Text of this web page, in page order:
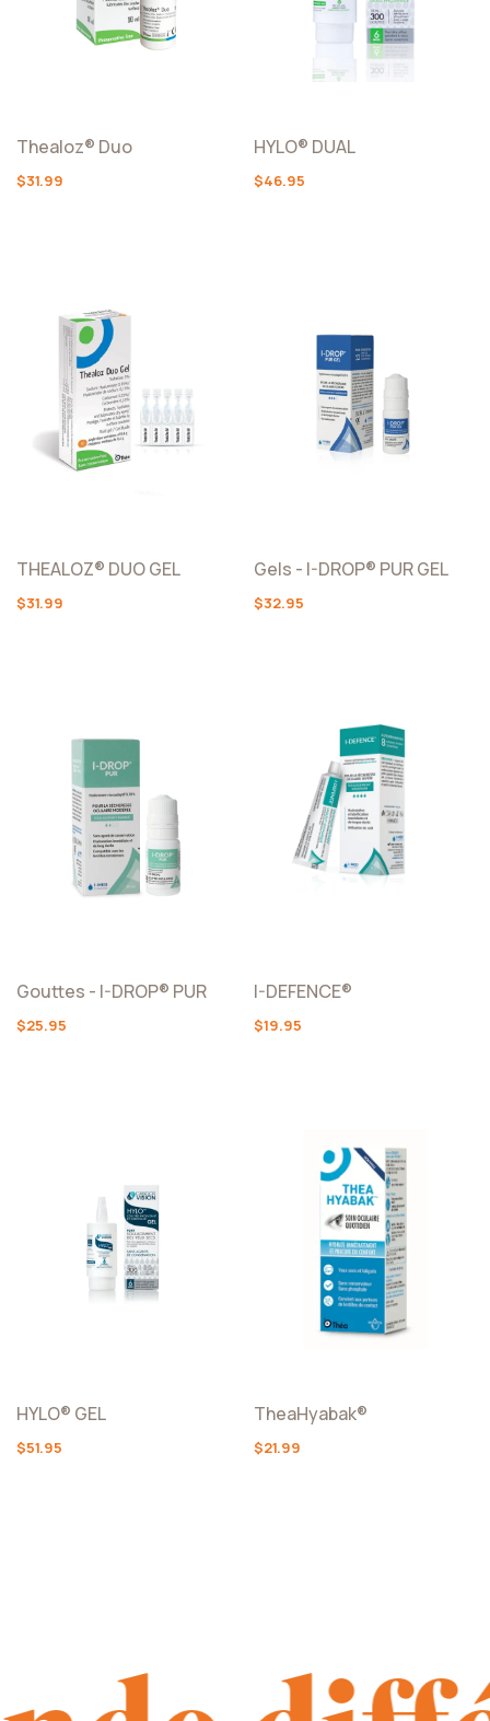
Thealoz® Duo
$31.99
HYLO® DUAL
$46.95
THEALOZ® DUO GEL
$31.99
Gels - I-DROP® PUR GEL
$32.95
Gouttes - I-DROP® PUR
$25.95
I-DEFENCE®
$19.95
HYLO® GEL
$51.95
TheaHyabak®
$21.99